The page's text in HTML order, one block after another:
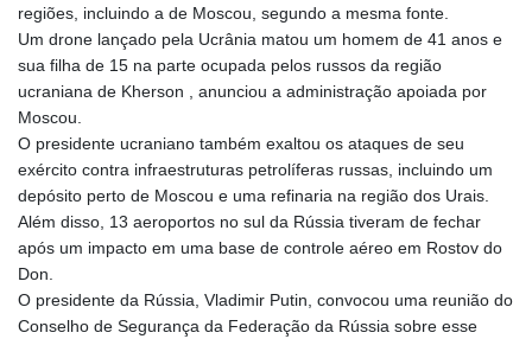
MYR 4.728715
MZN 73.882892
NAD 18.726567
NGN
NIO 42.419473
NOK 10.99759
NPR 175.501819
NZD 1.961547
OMR 0.442445
PEN 3.903651
PGK 5.093937
regiões, incluindo a de Moscou, segundo a mesma fonte.
Um drone lançado pela Ucrânia matou um homem de 41 anos e
sua filha de 15 na parte ocupada pelos russos da região
ucraniana de Kherson , anunciou a administração apoiada por
Moscou.
O presidente ucraniano também exaltou os ataques de seu
exército contra infraestruturas petrolíferas russas, incluindo um
depósito perto de Moscou e uma refinaria na região dos Urais.
Além disso, 13 aeroportos no sul da Rússia tiveram de fechar
após um impacto em uma base de controle aéreo em Rostov do
Don.
O presidente da Rússia, Vladimir Putin, convocou uma reunião do
Conselho de Segurança da Federação da Rússia sobre esse